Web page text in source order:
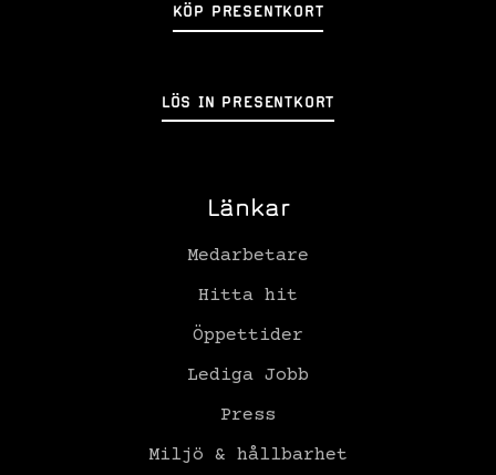
KÖP PRESENTKORT
LÖS IN PRESENTKORT
Länkar
Medarbetare
Hitta hit
Öppettider
Lediga Jobb
Press
Miljö & hållbarhet